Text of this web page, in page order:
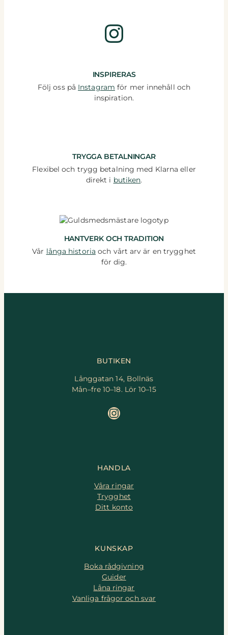
Instagram
INSPIRERAS
Följ oss på Instagram för mer innehåll och
inspiration.
TRYGGA BETALNINGAR
Flexibel och trygg betalning med Klarna eller
direkt i butiken.
HANTVERK OCH TRADITION
Vår långa historia och vårt arv är en trygghet
för dig.
BUTIKEN
Långgatan 14, Bollnäs
Mån–fre 10–18. Lör 10–15
Instagram
HANDLA
Våra ringar
Trygghet
Ditt konto
KUNSKAP
Boka rådgivning
Guider
Låna ringar
Vanliga frågor och svar